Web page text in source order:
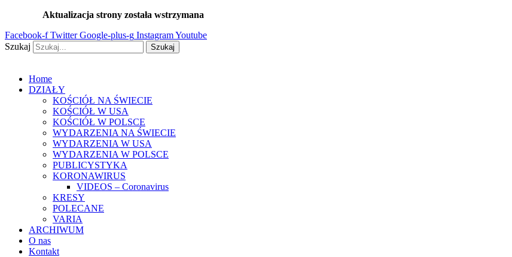
treści
Aktualizacja strony została wstrzymana
Facebook-f Twitter Google-plus-g InstagramYoutube
Szukaj
Szukaj
Home
DZIAŁY
KOŚCIÓŁ NA ŚWIECIE
KOŚCIÓŁ W USA
KOŚCIÓŁ W POLSCE
WYDARZENIA NA ŚWIECIE
WYDARZENIA W USA
WYDARZENIA W POLSCE
PUBLICYSTYKA
KORONAWIRUS
VIDEOS – Coronavirus
KRESY
POLECANE
VARIA
ARCHIWUM
O nas
Kontakt